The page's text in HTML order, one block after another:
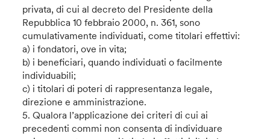
privata, di cui al decreto del Presidente della
Repubblica 10 febbraio 2000, n. 361, sono
cumulativamente individuati, come titolari effettivi:
a) i fondatori, ove in vita;
b) i beneficiari, quando individuati o facilmente
individuabili;
c) i titolari di poteri di rappresentanza legale,
direzione e amministrazione.
5. Qualora l’applicazione dei criteri di cui ai
precedenti commi non consenta di individuare